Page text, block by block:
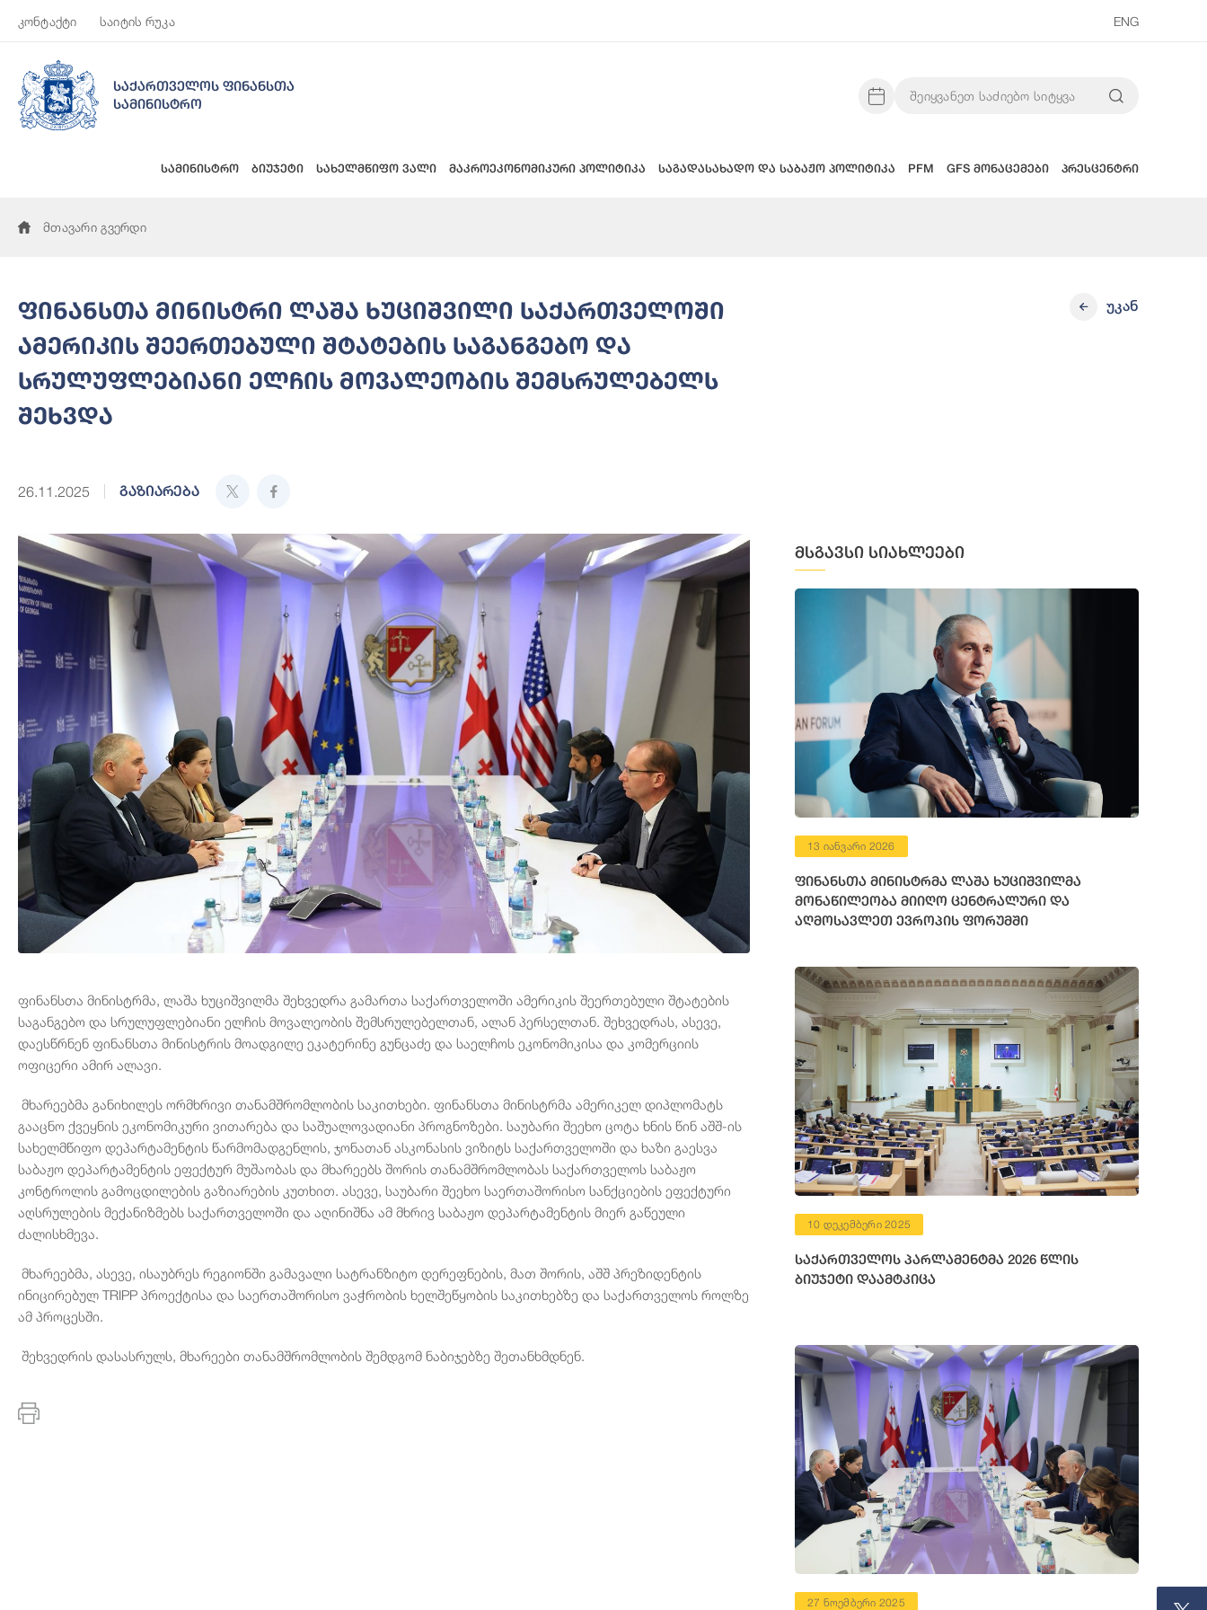
კონტაქტი საიტის რუკა ENG
საქართველოს ფინანსთა
სამინისტრო
სამინისტრო ბიუჯეტი სახელმწიფო ვალი მაკროეკონომიკური პოლიტიკა საგადასახადო და საბაჟო პოლიტიკა PFM GFS მონაცემები პრესცენტრი
მთავარი გვერდი
ფინანსთა მინისტრი ლაშა ხუციშვილი საქართველოში
ამერიკის შეერთებული შტატების საგანგებო და
სრულუფლებიანი ელჩის მოვალეობის შემსრულებელს
შეხვდა
26.11.2025 გაზიარება
უკან
ფინანსთა მინისტრმა, ლაშა ხუციშვილმა შეხვედრა გამართა საქართველოში ამერიკის შეერთებული შტატების
საგანგებო და სრულუფლებიანი ელჩის მოვალეობის შემსრულებელთან, ალან პერსელთან. შეხვედრას, ასევე,
დაესწრნენ ფინანსთა მინისტრის მოადგილე ეკატერინე გუნცაძე და საელჩოს ეკონომიკისა და კომერციის
ოფიცერი ამირ ალავი.
მხარეებმა განიხილეს ორმხრივი თანამშრომლობის საკითხები. ფინანსთა მინისტრმა ამერიკელ დიპლომატს
გააცნო ქვეყნის ეკონომიკური ვითარება და საშუალოვადიანი პროგნოზები. საუბარი შეეხო ცოტა ხნის წინ აშშ-ის
სახელმწიფო დეპარტამენტის წარმომადგენლის, ჯონათან ასკონასის ვიზიტს საქართველოში და ხაზი გაესვა
საბაჟო დეპარტამენტის ეფექტურ მუშაობას და მხარეებს შორის თანამშრომლობას საქართველოს საბაჟო
კონტროლის გამოცდილების გაზიარების კუთხით. ასევე, საუბარი შეეხო საერთაშორისო სანქციების ეფექტური
აღსრულების მექანიზმებს საქართველოში და აღინიშნა ამ მხრივ საბაჟო დეპარტამენტის მიერ გაწეული
ძალისხმევა.
მხარეებმა, ასევე, ისაუბრეს რეგიონში გამავალი სატრანზიტო დერეფნების, მათ შორის, აშშ პრეზიდენტის
ინიცირებულ TRIPP პროექტისა და საერთაშორისო ვაჭრობის ხელშეწყობის საკითხებზე და საქართველოს როლზე
ამ პროცესში.
შეხვედრის დასასრულს, მხარეები თანამშრომლობის შემდგომ ნაბიჯებზე შეთანხმდნენ.
მსგავსი სიახლეები
13 იანვარი 2026
ფინანსთა მინისტრმა ლაშა ხუციშვილმა
მონაწილეობა მიიღო ცენტრალური და
აღმოსავლეთ ევროპის ფორუმში
10 დეკემბერი 2025
საქართველოს პარლამენტმა 2026 წლის
ბიუჯეტი დაამტკიცა
27 ნოემბერი 2025